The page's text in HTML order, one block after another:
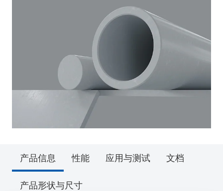
产品信息 性能 应用与测试 文档
产品形状与尺寸